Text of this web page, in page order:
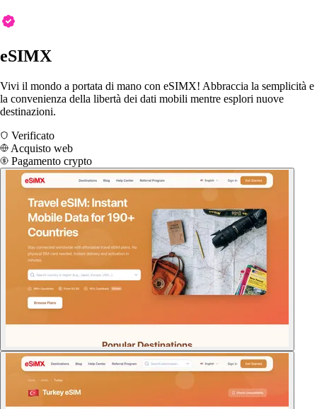
eSIMX
Vivi il mondo a portata di mano con eSIMX! Abbraccia la semplicità e
la convenienza della libertà dei dati mobili mentre esplori nuove
destinazioni.
Verificato
Acquisto web
Pagamento crypto